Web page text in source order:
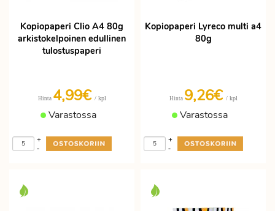
Kopiopaperi Clio A4 80g
arkistokelpoinen edullinen
tulostuspaperi
Hinta 4,99€ / kpl
Varastossa
-
+
Kopiopaperi Lyreco multi a4
80g
Hinta 9,26€ / kpl
Varastossa
-
+